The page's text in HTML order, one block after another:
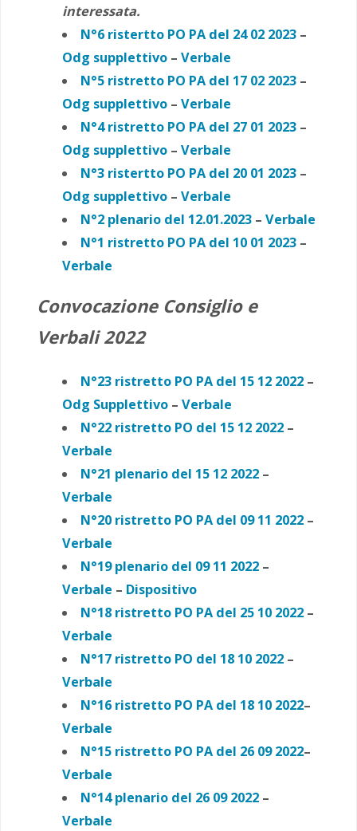
interessata.
N°6 ristertto PO PA del 24 02 2023 –
Odg supplettivo– Verbale
N°5 ristretto PO PA del 17 02 2023 –
Odg supplettivo– Verbale
N°4 ristretto PO PA del 27 01 2023 –
Odg supplettivo– Verbale
N°3 ristertto PO PA del 20 01 2023 –
Odg supplettivo– Verbale
N°2 plenario del 12.01.2023 –Verbale
N°1 ristretto PO PA del 10 01 2023 –
Verbale
Convocazione Consiglio e
Verbali2022
N°23 ristretto PO PA del 15 12 2022 –
Odg Supplettivo– Verbale
N°22 ristretto PO del 15 12 2022 –
Verbale
N°21 plenario del 15 12 2022 –
Verbale
N°20 ristretto PO PA del 09 11 2022 –
Verbale
N°19 plenario del 09 11 2022 –
Verbale – Dispositivo
N°18 ristretto PO PA del 25 10 2022 –
Verbale
N°17 ristretto PO del 18 10 2022 –
Verbale
N°16 ristretto PO PA del 18 10 2022–
Verbale
N°15 ristretto PO PA del 26 09 2022–
Verbale
N°14 plenario del 26 09 2022 –
Verbale